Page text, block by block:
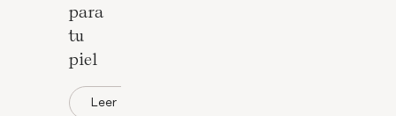
para
tu
piel
Leer